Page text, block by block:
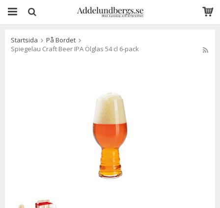
Startsida
På Bordet
Spiegelau Craft Beer IPA Ölglas 54 cl 6-pack